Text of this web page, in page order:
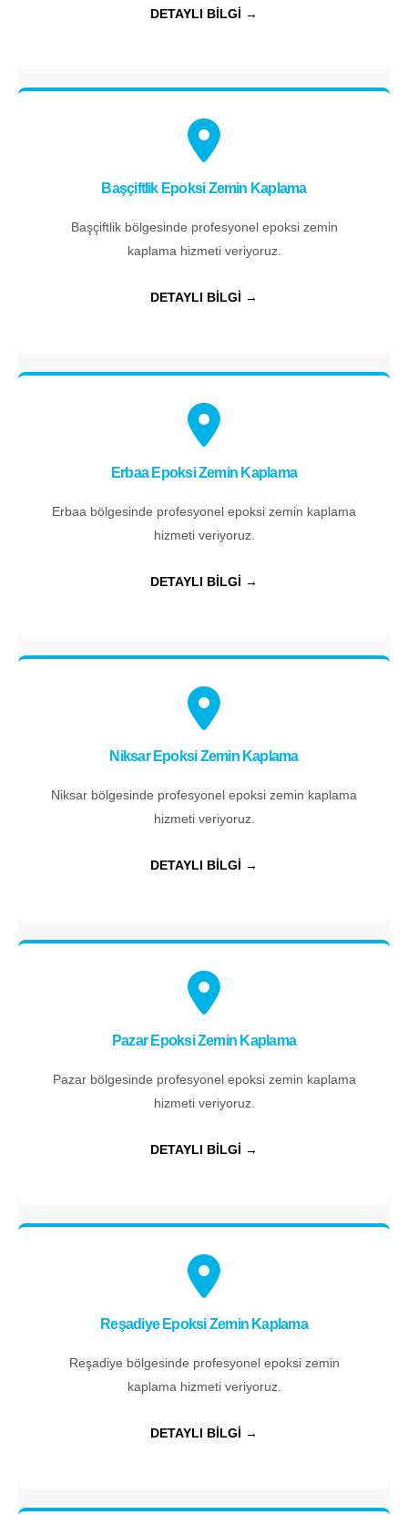
DETAYLI BİLGİ →
Başçiftlik Epoksi Zemin Kaplama
Başçiftlik bölgesinde profesyonel epoksi zemin
kaplama hizmeti veriyoruz.
DETAYLI BİLGİ →
Erbaa Epoksi Zemin Kaplama
Erbaa bölgesinde profesyonel epoksi zemin kaplama
hizmeti veriyoruz.
DETAYLI BİLGİ →
Niksar Epoksi Zemin Kaplama
Niksar bölgesinde profesyonel epoksi zemin kaplama
hizmeti veriyoruz.
DETAYLI BİLGİ →
Pazar Epoksi Zemin Kaplama
Pazar bölgesinde profesyonel epoksi zemin kaplama
hizmeti veriyoruz.
DETAYLI BİLGİ →
Reşadiye Epoksi Zemin Kaplama
Reşadiye bölgesinde profesyonel epoksi zemin
kaplama hizmeti veriyoruz.
DETAYLI BİLGİ →